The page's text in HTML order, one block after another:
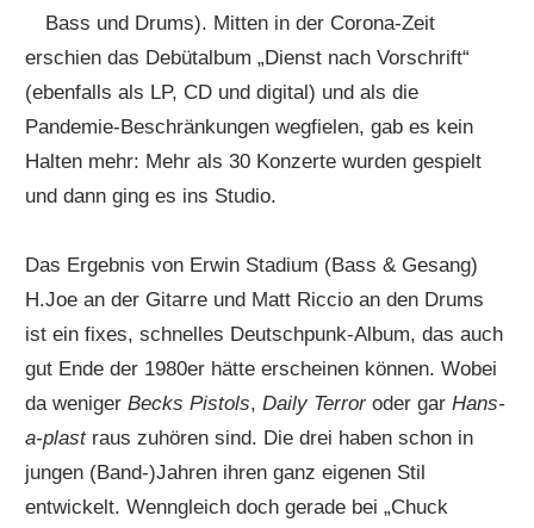
Bass und Drums). Mitten in der Corona-Zeit
erschien das Debütalbum „Dienst nach Vorschrift“
(ebenfalls als LP, CD und digital) und als die
Pandemie-Beschränkungen wegfielen, gab es kein
Halten mehr: Mehr als 30 Konzerte wurden gespielt
und dann ging es ins Studio.
Das Ergebnis von Erwin Stadium (Bass & Gesang)
H.Joe an der Gitarre und Matt Riccio an den Drums
ist ein fixes, schnelles Deutschpunk-Album, das auch
gut Ende der 1980er hätte erscheinen können. Wobei
da wenigerBecks Pistols,Daily Terroroder garHans-
a-plastraus zuhören sind. Die drei haben schon in
jungen (Band-)Jahren ihren ganz eigenen Stil
entwickelt. Wenngleich doch gerade bei „Chuck